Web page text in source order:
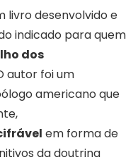
livro desenvolvido e
indicado para quem
dos
autor foi um
americano que
em forma de
da doutrina